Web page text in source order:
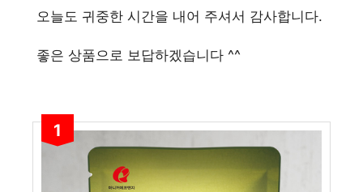
오늘도 귀중한 시간을 내어 주셔서 감사합니다.
좋은 상품으로 보답하겠습니다 ^^
1